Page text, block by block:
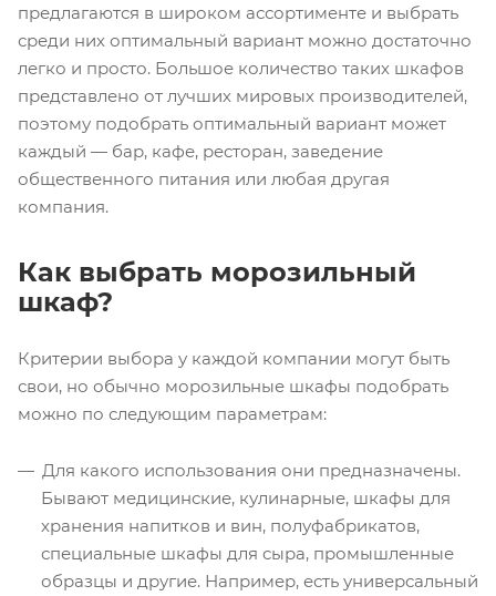
предлагаются в широком ассортименте и выбрать
среди них оптимальный вариант можно достаточно
легко и просто. Большое количество таких шкафов
представлено от лучших мировых производителей,
поэтому подобрать оптимальный вариант может
каждый — бар, кафе, ресторан, заведение
общественного питания или любая другая
компания.
Как выбрать морозильный
шкаф?
Критерии выбора у каждой компании могут быть
свои, но обычно морозильные шкафы подобрать
можно по следующим параметрам:
Для какого использования они предназначены.
Бывают медицинские, кулинарные, шкафы для
хранения напитков и вин, полуфабрикатов,
специальные шкафы для сыра, промышленные
образцы и другие. Например, есть универсальный